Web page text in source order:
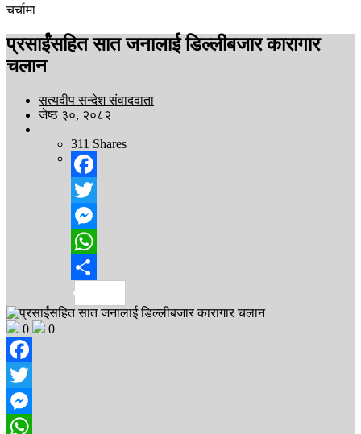
चर्चामा
प्रसाईंसहित सात जनालाई डिल्लीबजार कारागार
चलान
सत्यदीप सन्देश संवाददाता
जेष्ठ ३०, २०८२
311 Shares
Facebook
Twitter
Messenger
WhatsApp
0 0
Facebook
Twitter
Messenger